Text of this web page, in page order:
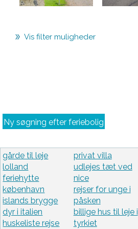
Vis filter muligheder
Ny søgning efter feriebolig
gårde til leje
lolland
feriehytte
københavn
islands brygge
dyr i italien
huskeliste rejse
privat villa
udlejes tæt ved
nice
rejser for unge i
påsken
billige hus til leje i
tyrkiet